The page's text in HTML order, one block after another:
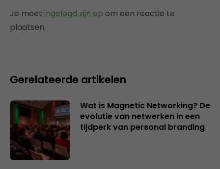
Je moet ingelogd zijn op om een reactie te
plaatsen.
Gerelateerde artikelen
Wat is Magnetic Networking? De
evolutie van netwerken in een
tijdperk van personal branding